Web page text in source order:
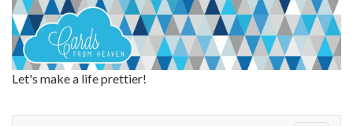
Let's make a life prettier!